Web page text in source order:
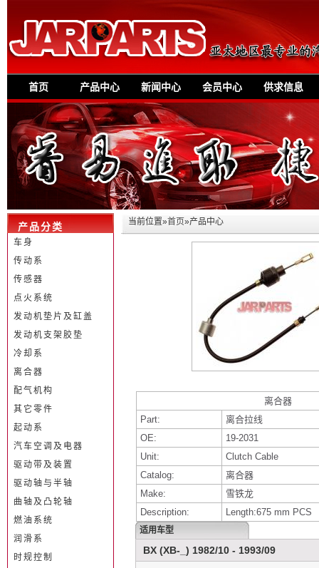
首页 产品中心 新闻中心 会员中心 供求信息
当前位置»首页»产品中心
离合器
Part:
离合拉线
OE:
19-2031
Unit:
Clutch Cable
Catalog:
离合器
Make:
雪铁龙
Description:
Length:675 mm PCS
适用车型
BX (XB-_) 1982/10 - 1993/09
产品分类
车身
传动系
传感器
点火系统
发动机垫片及缸盖
发动机支架胶垫
冷却系
离合器
配气机构
其它零件
起动系
汽车空调及电器
驱动带及装置
驱动轴与半轴
曲轴及凸轮轴
燃油系统
润滑系
时规控制